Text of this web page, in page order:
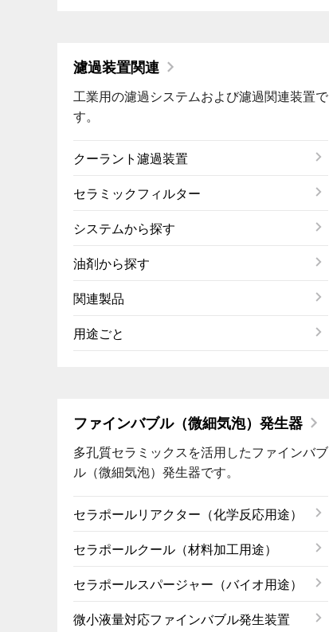
濾過装置関連
工業用の濾過システムおよび濾過関連装置で
す。
クーラント濾過装置
セラミックフィルター
システムから探す
油剤から探す
関連製品
用途ごと
ファインバブル（微細気泡）発生器
多孔質セラミックスを活用したファインバブ
ル（微細気泡）発生器です。
セラポールリアクター（化学反応用途）
セラポールクール（材料加工用途）
セラポールスパージャー（バイオ用途）
微小液量対応ファインバブル発生装置